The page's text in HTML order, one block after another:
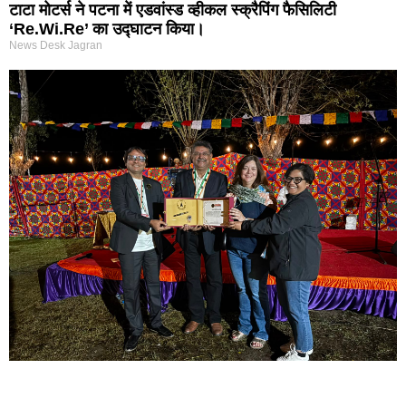
टाटा मोटर्स ने पटना में एडवांस्ड व्हीकल स्क्रैपिंग फैसिलिटी
‘Re.Wi.Re’ का उद्घाटन किया।
News Desk Jagran